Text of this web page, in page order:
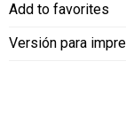
Add to favorites
Versión para